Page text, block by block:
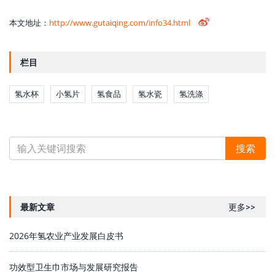
本文地址： http://www.gutaiqing.com/info34.html
栏目
氢水杯 小氢片 氢食品 氢水瓷 氢洗涤
最新文章 更多>>
2026年氢农业产业发展白皮书
功效型卫生巾市场与发展研究报告